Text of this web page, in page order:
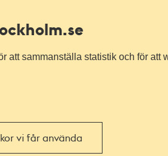
att sammanställa statistik och för att
vi får använda